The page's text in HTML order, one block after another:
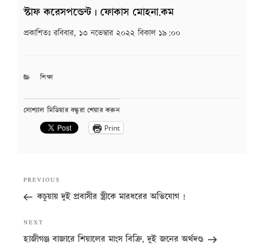
স্টাফ করেসপন্ডেন্ট | ফোকাস মোহনা.কম
প্রকাশিতঃরবিবার, ১৩ নভেম্বার ২০২২ বিকাল ১৯:০০
CATEGORIES
শিক্ষা
সোশ্যাল মিডিয়ার বন্ধুরা শেয়ার করুন
Print
navigation
Previous
Post
PREVIOUS
কচুয়ায় দুই প্রবাসীর স্ত্রীকে মারধরের অভিযোগ !
Next
Post
NEXT
হাজীগঞ্জ বাজারে শিয়ালের মাংস বিক্রি, দুই জনের অর্থদণ্ড